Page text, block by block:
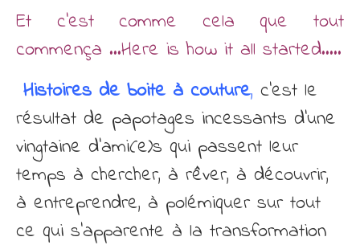
Et c’est comme cela que tout
commença …Here is how it all started…..
Histoires de boite à couture, c’est le
résultat de papotages incessants d’une
vingtaine d’ami(e)s qui passent leur
temps à chercher, à rêver, à découvrir,
à entreprendre, à polémiquer sur tout
ce qui s’apparente à la transformation